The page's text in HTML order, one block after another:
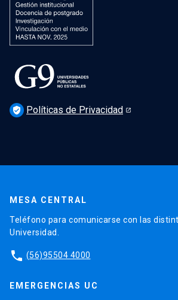
verified_user Políticas de Privacidad
MESA CENTRAL
Teléfono para comunicarse con las
Universidad.
phone (56)95504 4000
EMERGENCIAS UC